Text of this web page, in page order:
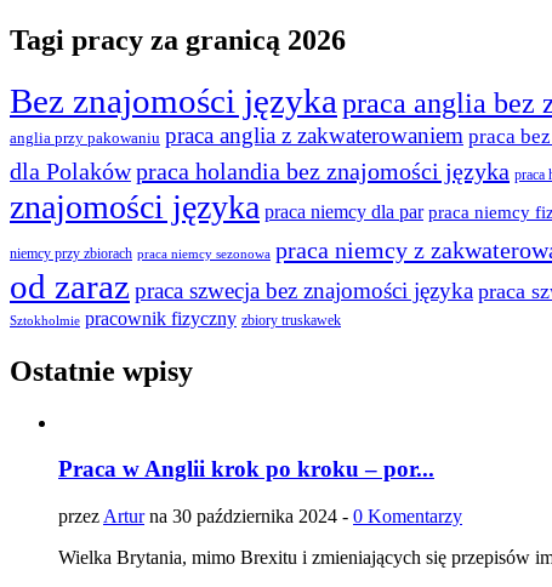
Tagi pracy za granicą 2026
Bez znajomości języka praca anglia bez
anglia przy pakowaniu praca anglia z zakwaterowaniem praca
dla Polakówpraca holandia bez znajomości języka praca
znajomości języka praca niemcy dla par praca niemcy
niemcy przy zbiorach praca niemcy sezonowa praca niemcy z
od zaraz praca szwecja bez znajomości języka praca
Sztokholmie pracownik fizyczny zbiory truskawek
Ostatnie wpisy
Praca w Anglii krok po kroku – por...
przez Arturna 30 października 2024 - 0 Komentarzy
Wielka Brytania, mimo Brexitu i zmieniających się przepisów